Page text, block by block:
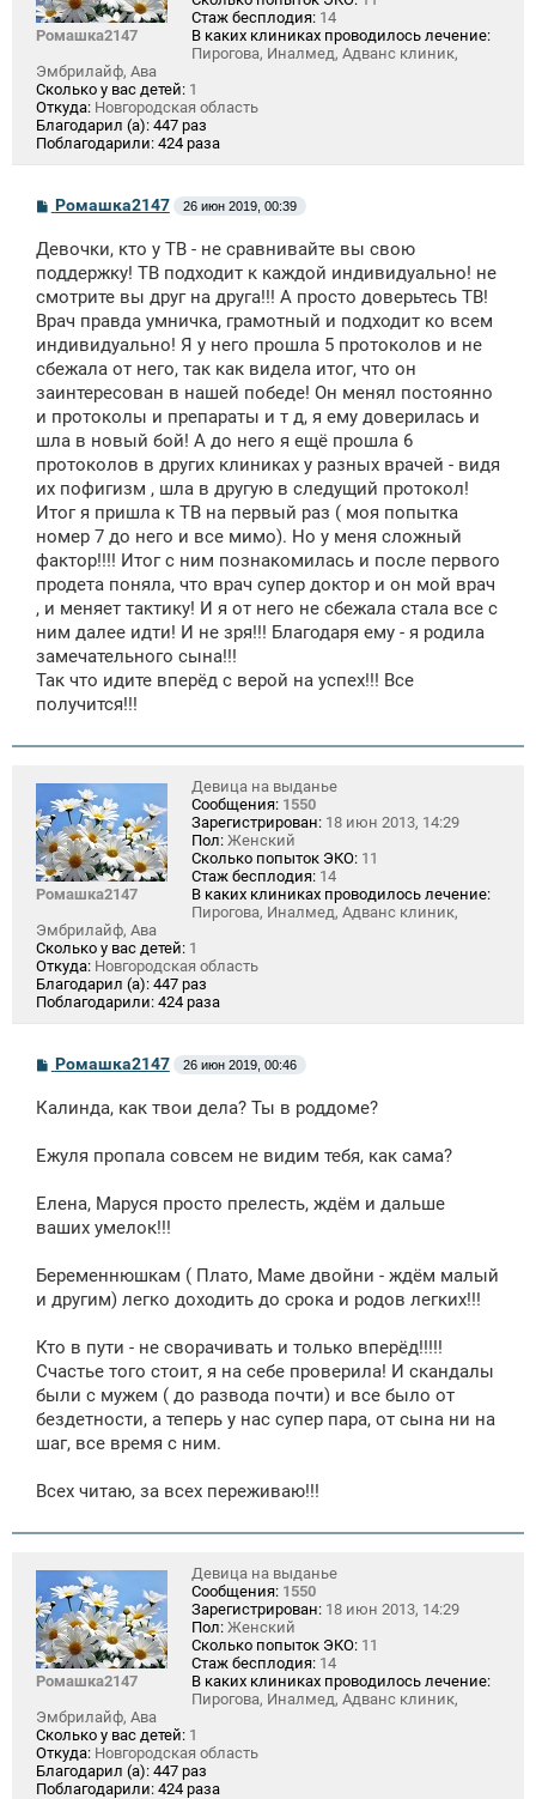
Ромашка2147
Стаж бесплодия: 14
В каких клиниках проводилось лечение:
Пирогова, Иналмед, Адванс клиник,
Эмбрилайф, Ава
Сколько у вас детей: 1
Откуда: Новгородская область
Благодарил (а): 447 раз
Поблагодарили: 424 раза
С
о
б
щ
е
н
и
е
Ромашка2147 26 июн 2019, 00:39
Девочки, кто у ТВ - не сравнивайте вы свою
поддержку! ТВ подходит к каждой индивидуально! не
смотрите вы друг на друга!!! А просто доверьтесь ТВ!
Врач правда умничка, грамотный и подходит ко всем
индивидуально! Я у него прошла 5 протоколов и не
сбежала от него, так как видела итог, что он
заинтересован в нашей победе! Он менял постоянно
и протоколы и препараты и т д, я ему доверилась и
шла в новый бой! А до него я ещё прошла 6
протоколов в других клиниках у разных врачей - видя
их пофигизм , шла в другую в следущий протокол!
Итог я пришла к ТВ на первый раз ( моя попытка
номер 7 до него и все мимо). Но у меня сложный
фактор!!!! Итог с ним познакомилась и после первого
продета поняла, что врач супер доктор и он мой врач
, и меняет тактику! И я от него не сбежала стала все с
ним далее идти! И не зря!!! Благодаря ему - я родила
замечательного сына!!!
Так что идите вперёд с верой на успех!!! Все
получится!!!
Ромашка2147
Девица на выданье
Сообщения: 1550
Зарегистрирован: 18 июн 2013, 14:29
Пол: Женский
Сколько попыток ЭКО: 11
Стаж бесплодия: 14
В каких клиниках проводилось лечение:
Пирогова, Иналмед, Адванс клиник,
Эмбрилайф, Ава
Сколько у вас детей: 1
Откуда: Новгородская область
Благодарил (а): 447 раз
Поблагодарили: 424 раза
С
о
б
н
Ромашка2147 26 июн 2019, 00:46
Калинда, как твои дела? Ты в роддоме?
Ежуля пропала совсем не видим тебя, как сама?
Елена, Маруся просто прелесть, ждём и дальше
ваших умелок!!!
Беременнюшкам ( Плато, Маме двойни - ждём малый
и другим) легко доходить до срока и родов легких!!!
Кто в пути - не сворачивать и только вперёд!!!!!
Счастье того стоит, я на себе проверила! И скандалы
были с мужем ( до развода почти) и все было от
бездетности, а теперь у нас супер пара, от сына ни на
шаг, все время с ним.
Всех читаю, за всех переживаю!!!
Ромашка2147
Девица на выданье
Сообщения: 1550
Зарегистрирован: 18 июн 2013, 14:29
Пол: Женский
Сколько попыток ЭКО: 11
Стаж бесплодия: 14
В каких клиниках проводилось лечение:
Пирогова, Иналмед, Адванс клиник,
Эмбрилайф, Ава
Сколько у вас детей: 1
Откуда: Новгородская область
Благодарил (а): 447 раз
Поблагодарили: 424 раза